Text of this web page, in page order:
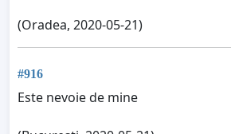
(Oradea, 2020-05-21)
#916
Este nevoie de mine